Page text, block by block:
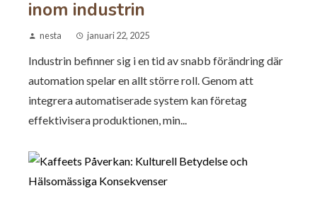
inom industrin
nesta januari 22, 2025
Industrin befinner sig i en tid av snabb förändring där
automation spelar en allt större roll. Genom att
integrera automatiserade system kan företag
effektivisera produktionen, min...